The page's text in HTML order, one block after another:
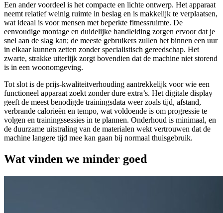
Een ander voordeel is het compacte en lichte ontwerp. Het apparaat
neemt relatief weinig ruimte in beslag en is makkelijk te verplaatsen,
wat ideaal is voor mensen met beperkte fitnessruimte. De
eenvoudige montage en duidelijke handleiding zorgen ervoor dat je
snel aan de slag kan; de meeste gebruikers zullen het binnen een uur
in elkaar kunnen zetten zonder specialistisch gereedschap. Het
zwarte, strakke uiterlijk zorgt bovendien dat de machine niet storend
is in een woonomgeving.
Tot slot is de prijs-kwaliteitverhouding aantrekkelijk voor wie een
functioneel apparaat zoekt zonder dure extra’s. Het digitale display
geeft de meest benodigde trainingsdata weer zoals tijd, afstand,
verbrande calorieën en tempo, wat voldoende is om progressie te
volgen en trainingssessies in te plannen. Onderhoud is minimaal, en
de duurzame uitstraling van de materialen wekt vertrouwen dat de
machine langere tijd mee kan gaan bij normaal thuisgebruik.
Wat vinden we minder goed